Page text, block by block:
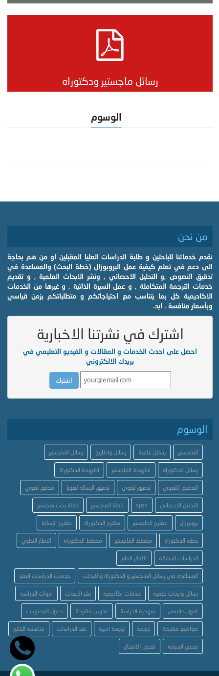
رسائل ماجستير ودكتوراه
الوسوم
من نحن
نقدم خدماتنا للباحثين و طلبة الدراسات العليا المقبلين او من هم بحاجة
الى دعم في تعلم كيفية عمل البروبوزال (خطة البحث) والمساعدة في
تدقيق النصوص ,و التحليل الاحصائي , ونشر الابحاث العلمية , و تقديم
خدمات الترجمة المتكاملة , و عمل السيرة الذاتية , و غيرها من الخدمات
الاكاديمية كل بما يتناسب مع احتياجاتكم و متطلباتكم بزمن قياسي
وبأسعار منافسة . ابد.
اشترك في نشرتنا الاخبارية
احصل على احدث الخدمات و المقالات و الفيديو التعليمي في
بريدك الالكتروني
الوسوم
الماجستير رسائل علمية رسائل واطاريح رسائل الماجستير
رسائل الدكتوراة اطروحة الماجستير اطروحة الدكتوراة
التدقيق اللغوي تدقيق لغوي تدقيق الرسالة لغويا مدقق لغوي
التحليل الاحصائي spss خطة الماجستير خطة بحث ماجستير
بروبوزال مقترح الماجستير مقترح الدكتوراة مقترح الرسالة
خطة الدكتوراة مخطط الماجستير مخطط الدكتوراة الاطار النظري
الدراسات السابقة الاطار العام
المساعدة في رسائل الماجستير و الدكتوراة والابحاث خدمات الدراسات العليا
رسائل وابحاث علمية خدمات اكاديمية نشر الابحاث ادوات الدراسة
قبول جامعي منهجية الدراسة عناوين مقترحة جدول المحتويات
مواضيع مقترحة ترجمة ترجمة ادبية نقد الدراسات مناقشة النتائج
فحص السرقة فحص الانتحال